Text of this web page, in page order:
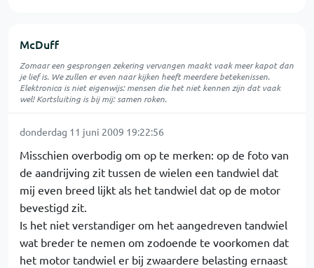
McDuff
Zomaar een gesprongen zekering vervangen maakt vaak meer kapot dan
je lief is. We zullen er even naar kijken heeft meerdere betekenissen.
Elektronica is niet eigenwijs: mensen die het niet kennen zijn dat vaak
wel! Kortsluiting is bij mij: samen roken.
donderdag 11 juni 2009 19:22:56
Misschien overbodig om op te merken: op de foto van
de aandrijving zit tussen de wielen een tandwiel dat
mij even breed lijkt als het tandwiel dat op de motor
bevestigd zit.
Is het niet verstandiger om het aangedreven tandwiel
wat breder te nemen om zodoende te voorkomen dat
het motor tandwiel er bij zwaardere belasting ernaast